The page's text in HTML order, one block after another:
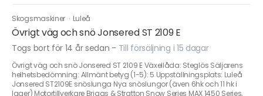
Skogsmaskiner · Luleå
Övrigt väg och snö Jonsered ST 2109 E
Togs bort för 14 år sedan - Till försäljning i 15 dagar
Övrigt väg och snö Jonsered ST 2109 E Växellåda: Steglös Säljarens
helhetsbedömning: Allmänt betyg (1-5): 5 Uppställningsplats: Luleå
Jonsered ST2109E snöslunga Nya snöslungor (även 6hk och 11 hk i
lager) Motortillverkare Briggs & Stratton Snow Series MAX 1450 Series,